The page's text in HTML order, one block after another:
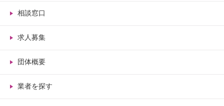
相談窓口
求人募集
団体概要
業者を探す